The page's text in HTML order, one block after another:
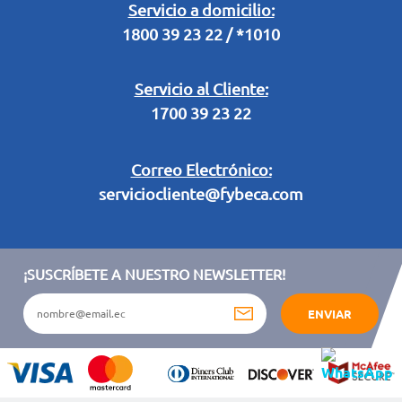
Servicio a domicilio:
1800 39 23 22 / *1010
Servicio al Cliente:
1700 39 23 22
Correo Electrónico:
serviciocliente@fybeca.com
Legal Campaña Produbanco
Términos y condiciones sorteo partido de fútbol "Tu ídolo"
¡SUSCRÍBETE A NUESTRO NEWSLETTER!
ENVIAR